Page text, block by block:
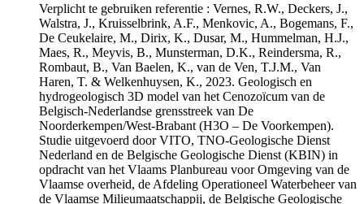
Verplicht te gebruiken referentie : Vernes, R.W., Deckers, J.,
Walstra, J., Kruisselbrink, A.F., Menkovic, A., Bogemans, F.,
De Ceukelaire, M., Dirix, K., Dusar, M., Hummelman, H.J.,
Maes, R., Meyvis, B., Munsterman, D.K., Reindersma, R.,
Rombaut, B., Van Baelen, K., van de Ven, T.J.M., Van
Haren, T. & Welkenhuysen, K., 2023. Geologisch en
hydrogeologisch 3D model van het Cenozoïcum van de
Belgisch-Nederlandse grensstreek van De
Noorderkempen/West-Brabant (H3O – De Voorkempen).
Studie uitgevoerd door VITO, TNO-Geologische Dienst
Nederland en de Belgische Geologische Dienst (KBIN) in
opdracht van het Vlaams Planbureau voor Omgeving van de
Vlaamse overheid, de Afdeling Operationeel Waterbeheer van
de Vlaamse Milieumaatschappij, de Belgische Geologische